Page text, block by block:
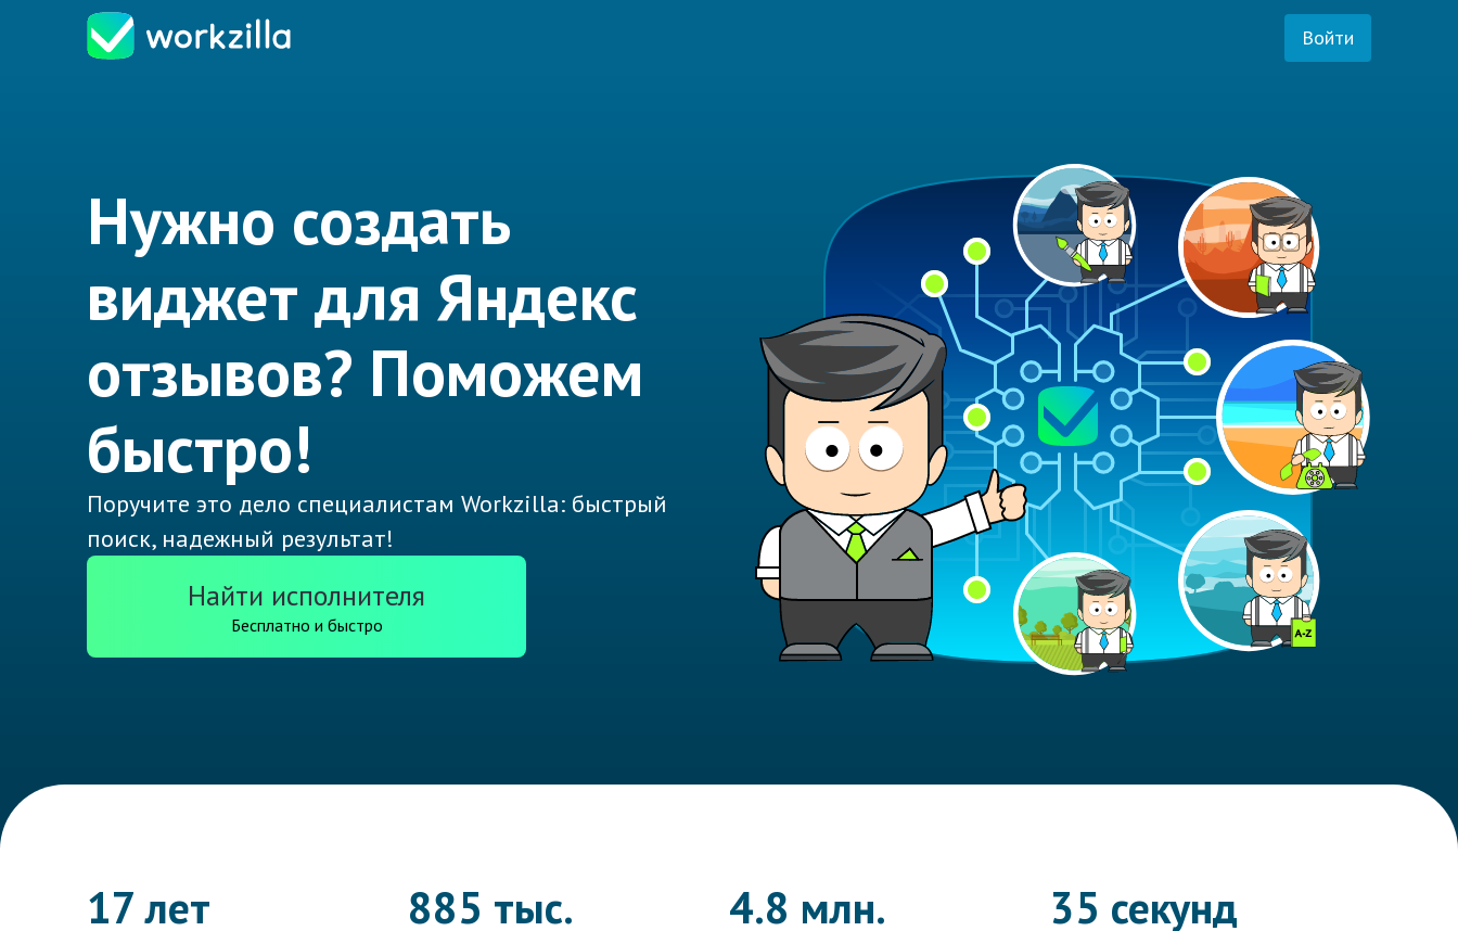
Войти
Нужно создать
виджет для Яндекс
отзывов? Поможем
быстро!
Поручите это дело специалистам Workzilla: быстрый
поиск, надежный результат!
Найти исполнителя
Бесплатно и быстро
17 лет 885 тыс. 4.8 млн. 35 секунд